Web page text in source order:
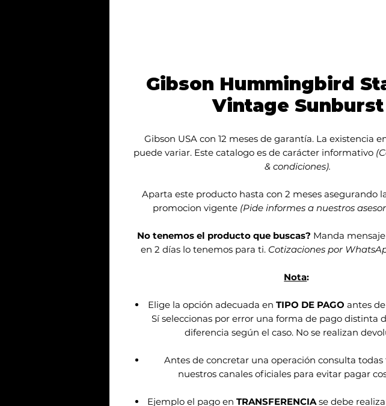
Gibson Hummingbird
Vintage Sunburst
Gibson USA con 12 meses de garantía. La existencia
puede variar. Este catalogo es de carácter informativo
& condiciones).
Aparta este producto hasta con 2 meses asegurando
promocion vigente (Pide informes a nuestros
No tenemos el producto que buscas? Manda
en 2 días lo tenemos para ti. Cotizaciones por
Nota:
Elige la opción adecuada en TIPO DE PAGO antes
Sí seleccionas por error una forma de pago distinta
diferencia según el caso. No se realizan
Antes de concretar una operación consulta todas
nuestros canales oficiales para evitar pagar
Ejemplo el pago en TRANSFERENCIAse debe